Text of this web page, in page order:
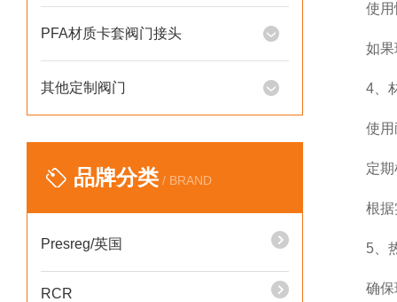
PFA材质卡套阀门接头
其他定制阀门
品牌分类 / BRAND
Presreg/英国
RCR
使用恰
如果球
4、材
使用耐
定期检
根据实
5、热
确保球